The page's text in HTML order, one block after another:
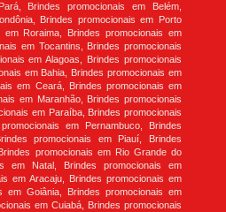
Brindes promocionais em Belém,
Brindes promocionais em Porto
em Roraima, Brindes promocionais em
em Tocantins, Brindes promocionais
em Alagoas, Brindes promocionais
em Bahia, Brindes promocionais em
em Ceará, Brindes promocionais em
em Maranhão, Brindes promocionais
em Paraíba, Brindes promocionais
em Pernambuco, Brindes
promocionais em Piauí, Brindes
promocionais em Rio Grande do
em Natal, Brindes promocionais em
em Aracaju, Brindes promocionais em
em Goiânia, Brindes promocionais em
em Cuiabá, Brindes promocionais